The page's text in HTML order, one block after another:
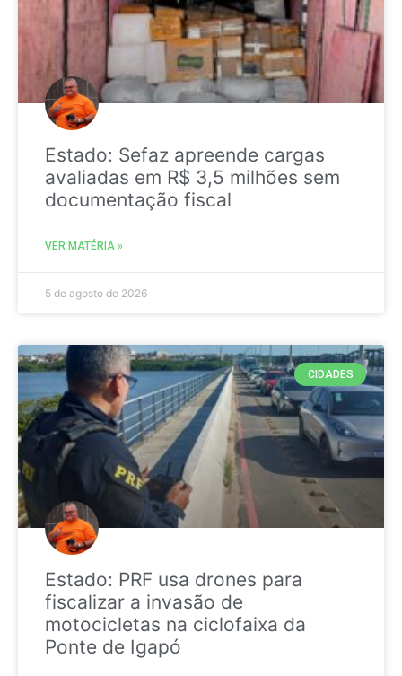
Estado: Sefaz apreende cargas
avaliadas em R$ 3,5 milhões sem
documentação fiscal
VER MATÉRIA »
5 de agosto de 2026
CIDADES
Estado: PRF usa drones para
fiscalizar a invasão de
motocicletas na ciclofaixa da
Ponte de Igapó